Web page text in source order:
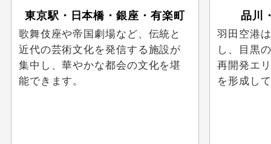
東京駅・日本橋・銀座・有楽町
歌舞伎座や帝国劇場など、伝統と
近代の芸術文化を発信する施設が
集中し、華やかな都会の文化を堪
能できます。
品川
羽田空港
し、目黒
再開発エ
を形成し